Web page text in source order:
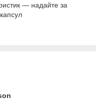
— надайте за